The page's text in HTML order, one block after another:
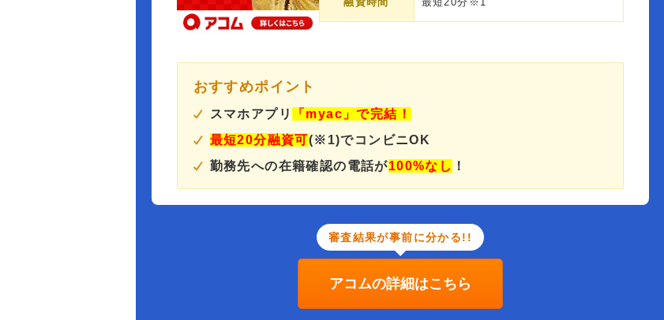
おすすめポイント
スマホアプリ
「myac」で完結！
最短20分融資可(※1)でコンビニOK
勤務先への在籍確認の電話が100%なし ！
審査結果が事前に分かる!!
アコムの詳細はこちら